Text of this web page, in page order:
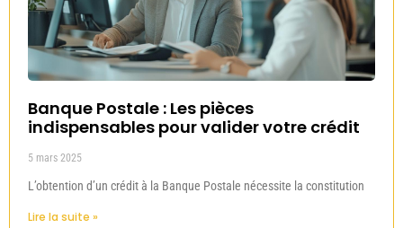
Banque Postale : Les pièces
indispensables pour valider votre crédit
5 mars 2025
L’obtention d’un crédit à la Banque Postale nécessite la constitution
Lire la suite »